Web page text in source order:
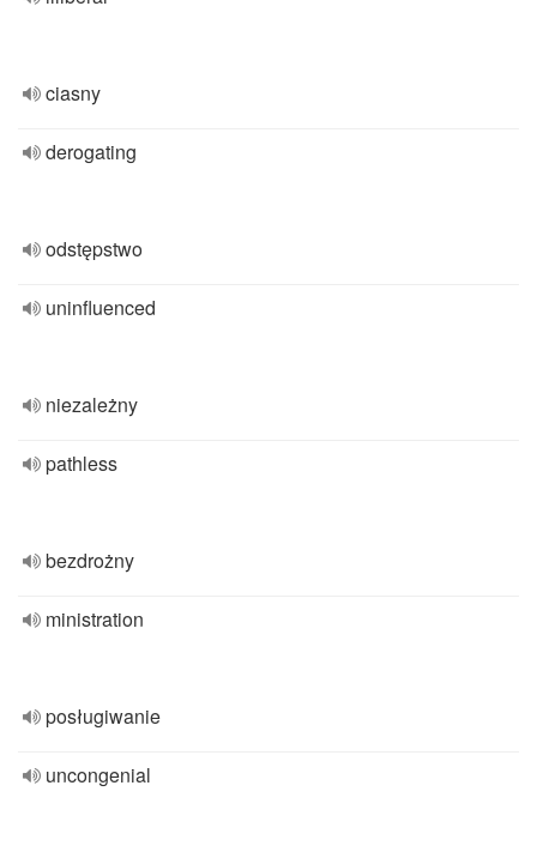
ciasny
derogating
odstępstwo
uninfluenced
niezależny
pathless
bezdrożny
ministration
posługiwanie
uncongenial